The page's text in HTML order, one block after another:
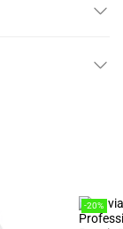
-20%